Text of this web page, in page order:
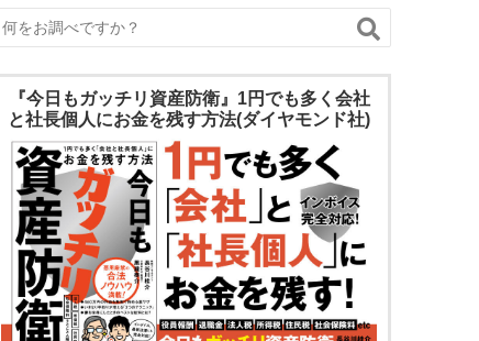
『今日もガッチリ資産防衛』1円でも多く会社
と社長個人にお金を残す方法(ダイヤモンド社)